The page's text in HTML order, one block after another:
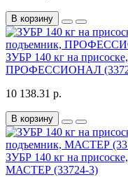
В корзину
ЗУБР 140 кг на
ПРОФЕССИОНАЛ
10 138.31 р.
В корзину
ЗУБР 140 кг на
МАСТЕР (33724-3)